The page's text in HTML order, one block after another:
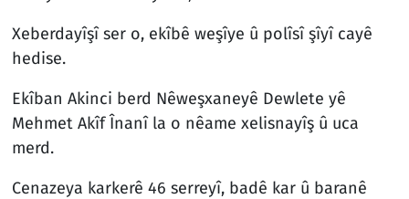
Xeberdayîşî ser o, ekîbê weşîye û polîsî şîyî cayê
hedise.
Ekîban Akinci berd Nêweşxaneyê Dewlete yê
Mehmet Akîf Înanî la o nêame xelisnayîş û uca
merd.
Cenazeya karkerê 46 serreyî, badê kar û baranê